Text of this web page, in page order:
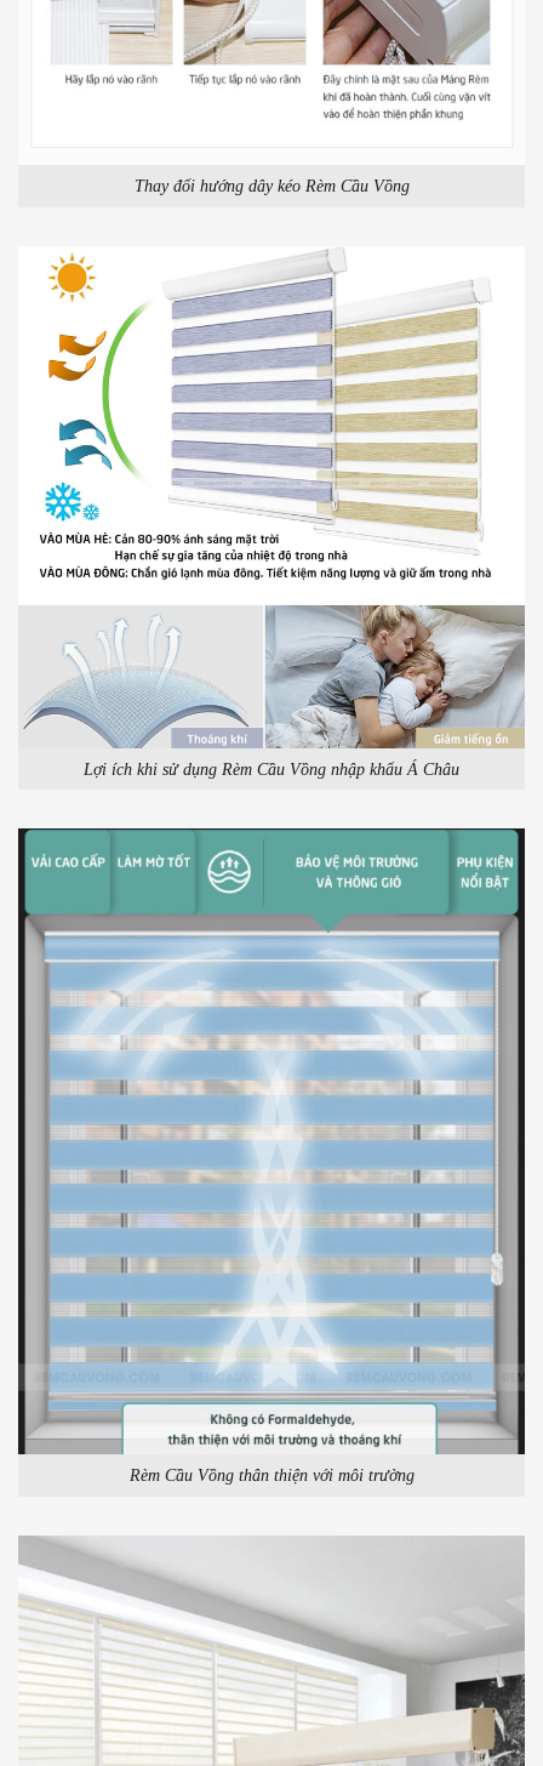
Thay đổi hướng dây kéo Rèm Cầu Vồng
Lợi ích khi sử dụng Rèm Cầu Vồng nhập khẩu Á Châu
Rèm Cầu Vồng thân thiện với môi trường